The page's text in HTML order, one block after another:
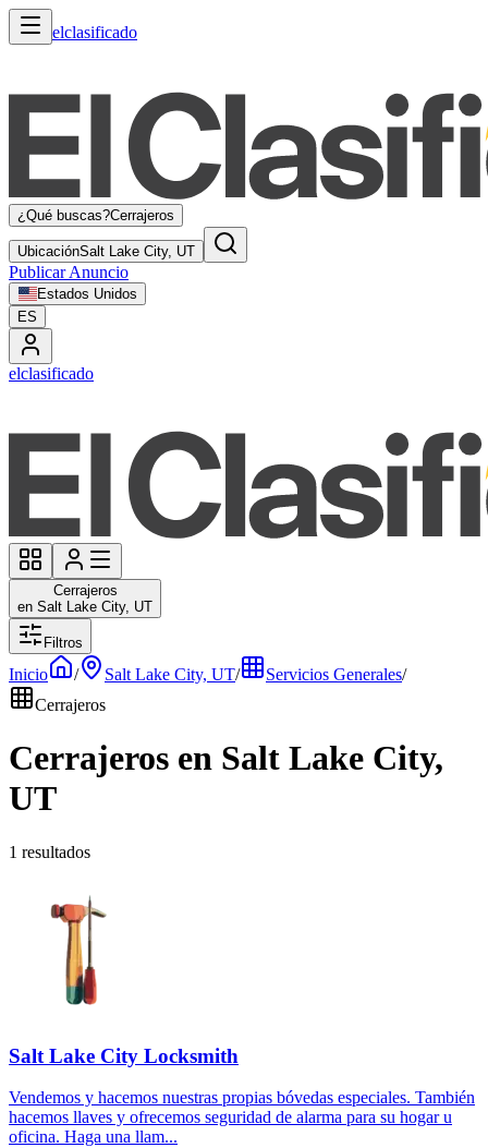
elclasificado
¿Qué buscas?Cerrajeros
UbicaciónSalt Lake City, UT
Publicar Anuncio
Estados Unidos
ES
elclasificado
Cerrajeros
en Salt Lake City, UT
Filtros
Inicio / Salt Lake City, UT/ Servicios Generales/
Cerrajeros
Cerrajeros en Salt Lake City,
UT
1 resultados
Salt Lake City Locksmith
Vendemos y hacemos nuestras propias bóvedas especiales. También
hacemos llaves y ofrecemos seguridad de alarma para su hogar u
oficina. Haga una llam...